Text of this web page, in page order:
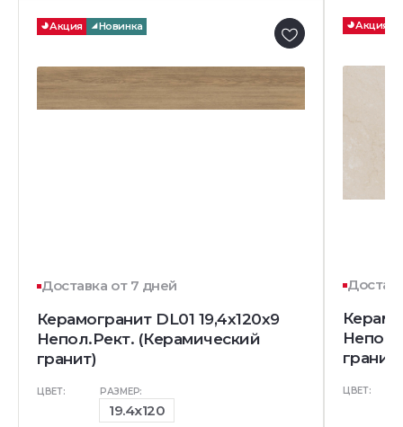
Акция Новинка
Доставка от 7 дней
Керамогранит DL01 19,4х120х9
Непол.Рект. (Керамический
гранит)
ЦВЕТ: РАЗМЕР:
19.4x120
Акция
гранит)
ЦВЕТ: